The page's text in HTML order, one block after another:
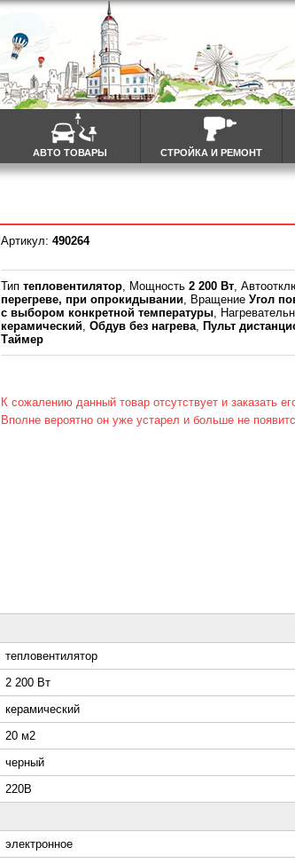
АВТО ТОВАРЫ СТРОЙКА И РЕМОНТ
Артикул:490264
Типтепловентилятор, Мощность2 200 Вт,
перегреве, при опрокидывании, ВращениеУгол
с выбором конкретной температуры,
керамический,Обдув без нагрева, Пульт
Таймер
К сожалению данный товар отсутствует и заказать
Вполне вероятно он уже устарел и больше не
тепловентилятор
2 200 Вт
керамический
20 м2
черный
220В
электронное